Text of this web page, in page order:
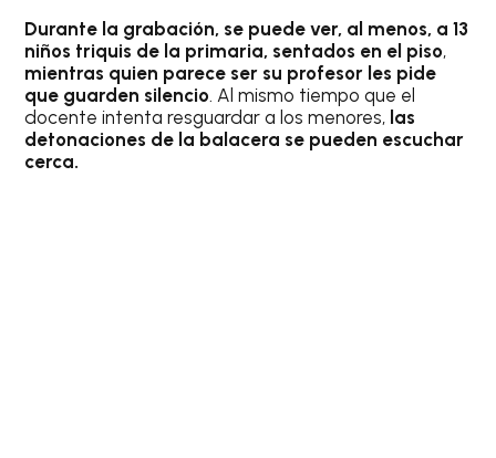
Durante la grabación, se puede ver, al menos, a 13
niños triquis de la primaria, sentados en el piso,
mientras quien parece ser su profesor les pide
que guarden silencio. Al mismo tiempo que el
docente intenta resguardar a los menores, las
detonaciones de la balacera se pueden escuchar
cerca.